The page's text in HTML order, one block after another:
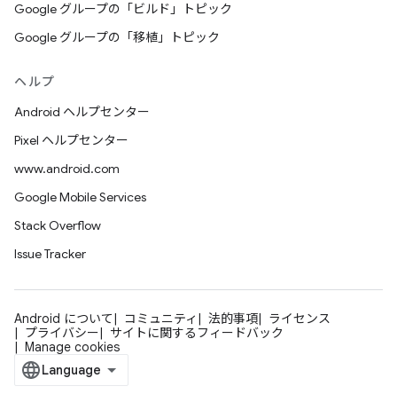
Google グループの「ビルド」トピック
Google グループの「移植」トピック
ヘルプ
Android ヘルプセンター
Pixel ヘルプセンター
www.android.com
Google Mobile Services
Stack Overflow
Issue Tracker
Android について コミュニティ 法的事項
ライセンス
プライバシー
サイトに関するフィードバック
Manage cookies